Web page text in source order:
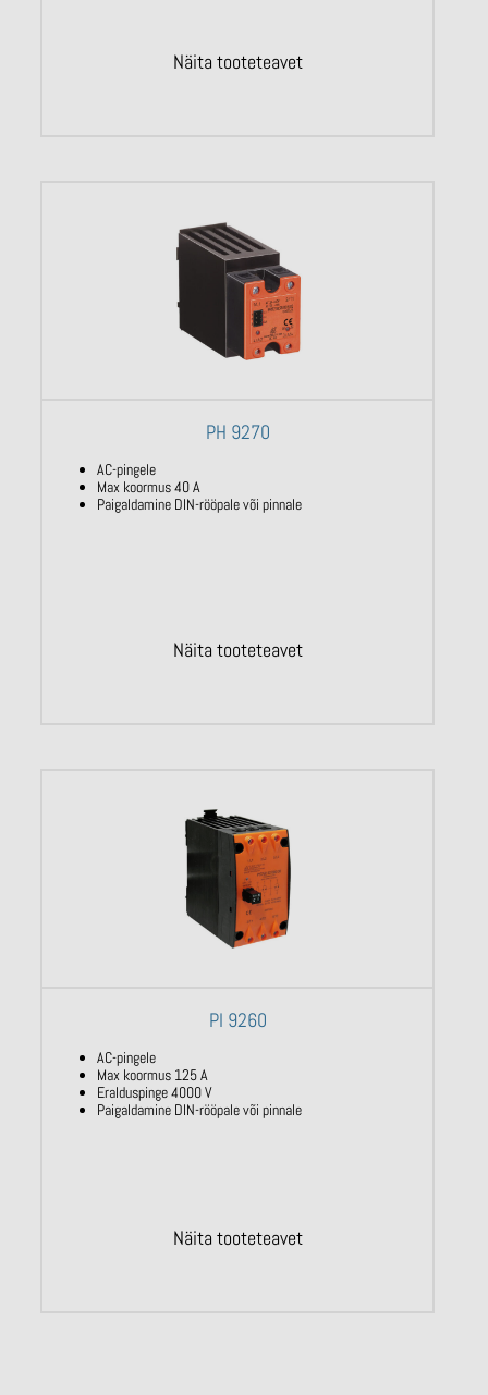
Näita tooteteavet
PH 9270
AC-pingele
Max koormus 40 A
Paigaldamine DIN-rööpale või pinnale
Näita tooteteavet
PI 9260
AC-pingele
Max koormus 125 A
Eralduspinge 4000 V
Paigaldamine DIN-rööpale või pinnale
Näita tooteteavet